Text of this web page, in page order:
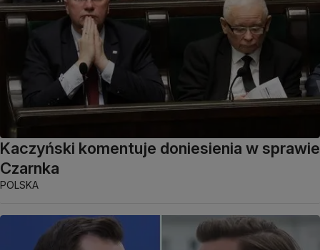
Kaczyński komentuje doniesienia w sprawie
Czarnka
POLSKA